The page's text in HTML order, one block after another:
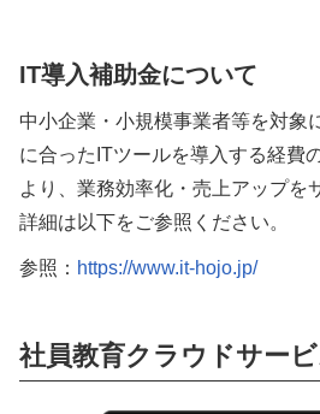
IT導入補助金について
中小企業・小規模事業者等を対象
に合ったITツールを導入する経費
より、 業務効率化・売上アップを
詳細は以下をご参照ください。
参照： https://www.it-hojo.jp/
社員教育クラウドサー